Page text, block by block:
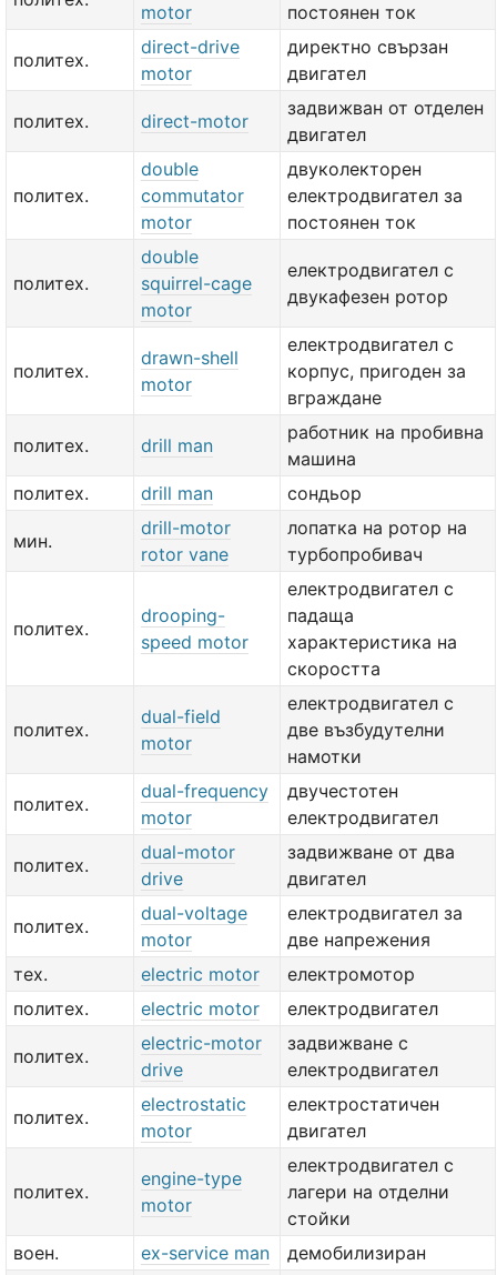
motor постоянен ток
политех.
direct-drive
motor
директно свързан
двигател
политех. direct-motor
задвижван от отделен
двигател
политех.
double
commutator
motor
двуколекторен
електродвигател за
постоянен ток
политех.
double
squirrel-cage
motor
електродвигател с
двукафезен ротор
политех.
drawn-shell
motor
електродвигател с
корпус, пригоден за
вграждане
политех. drill man
работник на пробивна
машина
политех.
drill man сондьор
мин.
drill-motor
rotor vane
лопатка на ротор на
турбопробивач
политех.
drooping-
speed motor
електродвигател с
падаща
характеристика на
скоростта
политех.
dual-field
motor
електродвигател с
две възбудутелни
намотки
политех.
dual-frequency
motor
двучестотен
електродвигател
политех.
dual-motor
drive
задвижване от два
двигател
политех.
dual-voltage
motor
електродвигател за
две напрежения
тех.
electric motor
електромотор
политех.
electric motor електродвигател
политех.
electric-motor
drive
задвижване с
електродвигател
политех.
electrostatic
motor
електростатичен
двигател
политех.
engine-type
motor
електродвигател с
лагери на отделни
стойки
воен.
ex-service man демобилизиран